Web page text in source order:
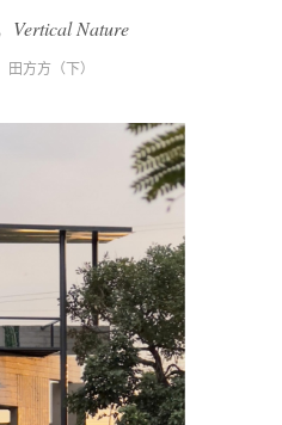
Vertical Nature
方方（下）